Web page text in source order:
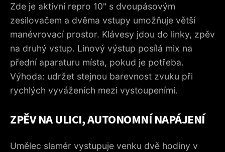
Zde je aktivní repro 10" s dvoupásovým
zesilovačem a dvěma vstupy umožňuje větší
manévrovací prostor. Klávesy jdou do linky, zpěv
na druhý vstup. Linový výstup posílá mix na
přední aparaturu místa, pokud je potřeba.
Výhoda: udržet stejnou barevnost zvuku při
rychlých vyváženích mezi vystoupeními.
ZPĚV NA ULICI, AUTONOMNÍ NAPÁJENÍ
Umělec slamér vystupuje venku dvě hodiny v